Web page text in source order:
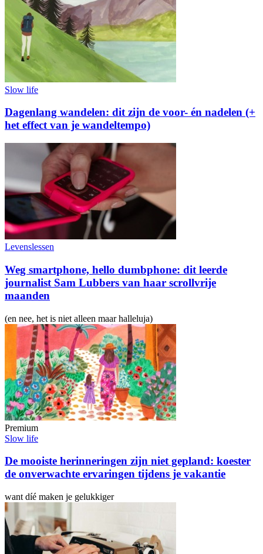
Slow life
Dagenlang wandelen: dit zijn de voor- én nadelen (+
het effect van je wandeltempo)
Levenslessen
Weg smartphone, hello dumbphone: dit leerde
journalist Sam Lubbers van haar scrollvrije
maanden
(en nee, het is niet alleen maar halleluja)
Premium
Slow life
De mooiste herinneringen zijn niet gepland: koester
de onverwachte ervaringen tijdens je vakantie
want díé maken je gelukkiger